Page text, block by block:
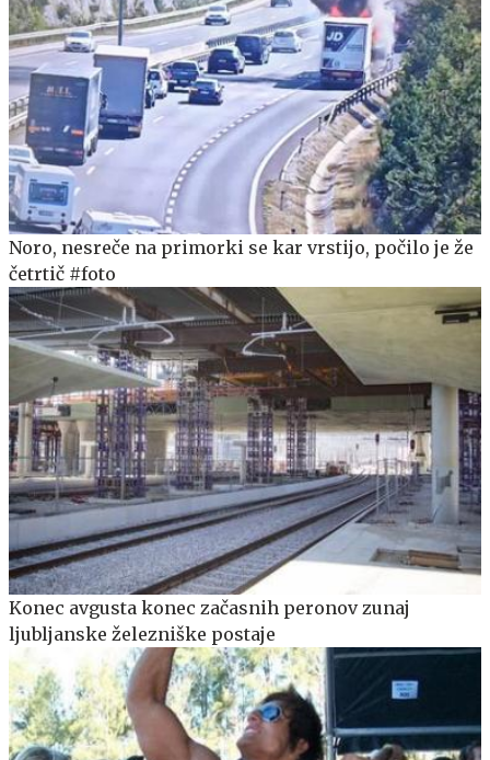
Noro, nesreče na primorki se kar vrstijo, počilo je že
četrtič #foto
Konec avgusta konec začasnih peronov zunaj
ljubljanske železniške postaje